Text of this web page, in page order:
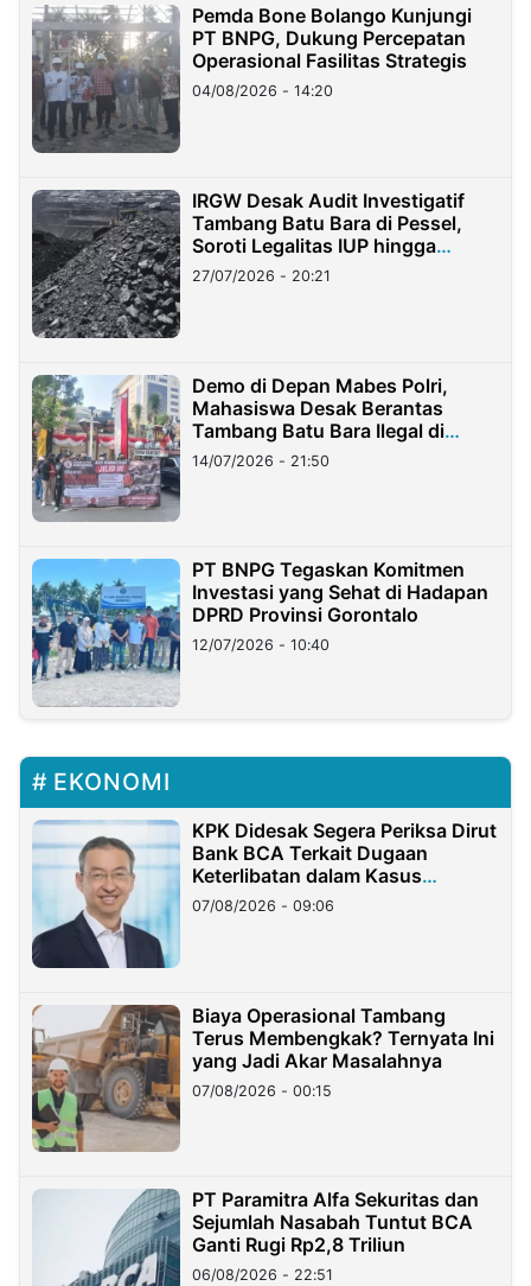
Pemda Bone Bolango Kunjungi
PT BNPG, Dukung Percepatan
Operasional Fasilitas Strategis
04/08/2026 - 14:20
IRGW Desak Audit Investigatif
Tambang Batu Bara di Pessel,
Soroti Legalitas IUP hingga
Stockpile
27/07/2026 - 20:21
Demo di Depan Mabes Polri,
Mahasiswa Desak Berantas
Tambang Batu Bara Ilegal di
Lampung
14/07/2026 - 21:50
PT BNPG Tegaskan Komitmen
Investasi yang Sehat di Hadapan
DPRD Provinsi Gorontalo
12/07/2026 - 10:40
EKONOMI
KPK Didesak Segera Periksa Dirut
Bank BCA Terkait Dugaan
Keterlibatan dalam Kasus
Hilangnya Dana Nasabah Rp2,58
Miliar
07/08/2026 - 09:06
Biaya Operasional Tambang
Terus Membengkak? Ternyata Ini
yang Jadi Akar Masalahnya
07/08/2026 - 00:15
PT Paramitra Alfa Sekuritas dan
Sejumlah Nasabah Tuntut BCA
Ganti Rugi Rp2,8 Triliun
06/08/2026 - 22:51